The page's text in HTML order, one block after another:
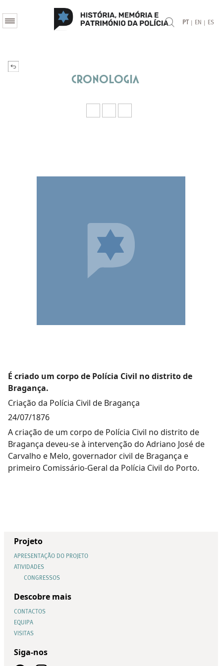
PT | EN | ES
Cronologia
É criado um corpo de Polícia Civil no distrito de
Bragança.
Criação da Polícia Civil de Bragança
24/07/1876
A criação de um corpo de Polícia Civil no distrito de
Bragança deveu-se à intervenção do Adriano José de
Carvalho e Melo, governador civil de Bragança e
primeiro Comissário-Geral da Polícia Civil do Porto.
Projeto
APRESENTAÇÃO DO PROJETO
ATIVIDADES
CONGRESSOS
Descobre mais
CONTACTOS
EQUIPA
VISITAS
Siga-nos